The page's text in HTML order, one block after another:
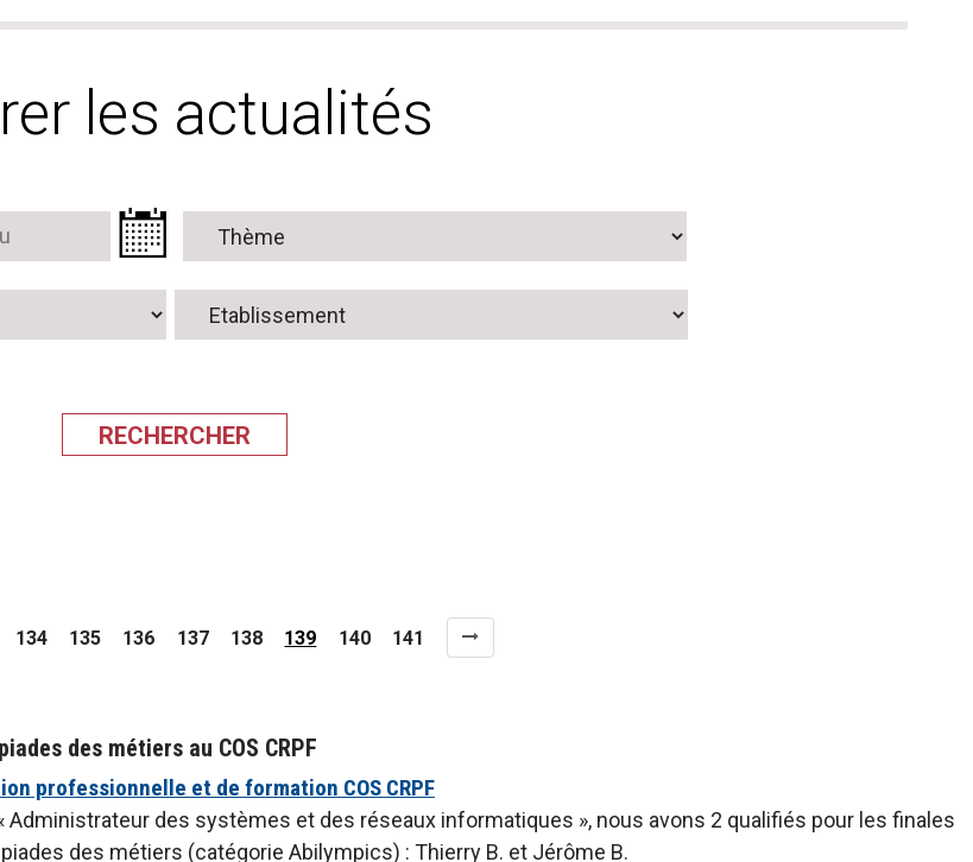
les actualités
Page
134 Page
135 Page
136 Page
137 Page
138
Page
139 Page
140 Page
141
des métiers au COS CRPF
professionnelle et de formation COS CRPF
Administrateur des systèmes et des réseaux informatiques », nous avons 2 qualifiés pour les finales
des métiers (catégorie Abilympics) : Thierry B. et Jérôme B.